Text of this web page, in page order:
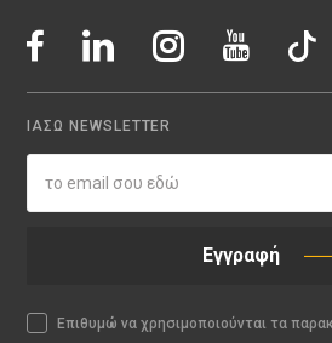
ΙΑΣΩ NEWSLETTER
Εγγραφή
Επιθυμώ να χρησιμοποιούνται τα